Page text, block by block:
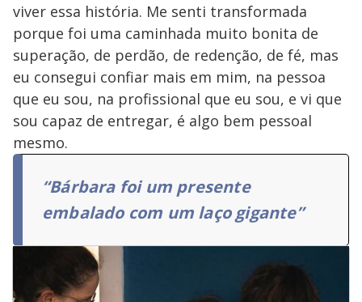
viver essa história. Me senti transformada
porque foi uma caminhada muito bonita de
superação, de perdão, de redenção, de fé, mas
eu consegui confiar mais em mim, na pessoa
que eu sou, na profissional que eu sou, e vi que
sou capaz de entregar, é algo bem pessoal
mesmo.
“Bárbara foi um presente
embalado com um laço gigante”